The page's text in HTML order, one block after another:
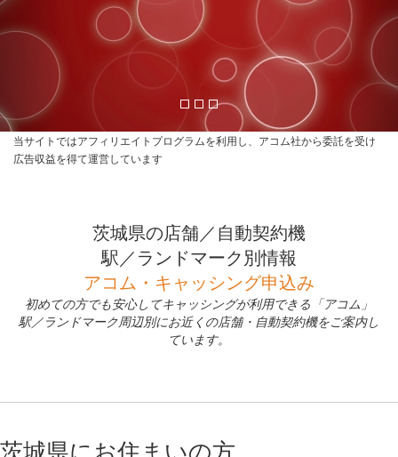
当サイトではアフィリエイトプログラムを利用し、アコム社から委託を受け
広告収益を得て運営しています
茨城県の店舗／自動契約機
駅／ランドマーク別情報
アコム・キャッシング申込み
初めての方でも安心してキャッシングが利用できる「アコム」
駅／ランドマーク周辺別にお近くの店舗・自動契約機をご案内し
ています。